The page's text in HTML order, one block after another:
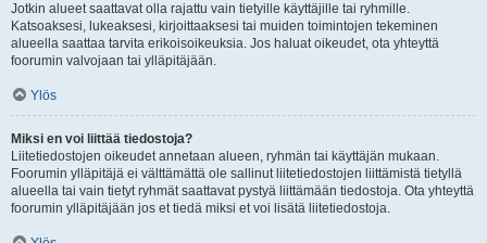
Jotkin alueet saattavat olla rajattu vain tietyille käyttäjille tai ryhmille.
Katsoaksesi, lukeaksesi, kirjoittaaksesi tai muiden toimintojen tekeminen
alueella saattaa tarvita erikoisoikeuksia. Jos haluat oikeudet, ota yhteyttä
foorumin valvojaan tai ylläpitäjään.
Ylös
Miksi en voi liittää tiedostoja?
Liitetiedostojen oikeudet annetaan alueen, ryhmän tai käyttäjän mukaan.
Foorumin ylläpitäjä ei välttämättä ole sallinut liitetiedostojen liittämistä tietyllä
alueella tai vain tietyt ryhmät saattavat pystyä liittämään tiedostoja. Ota yhteyttä
foorumin ylläpitäjään jos et tiedä miksi et voi lisätä liitetiedostoja.